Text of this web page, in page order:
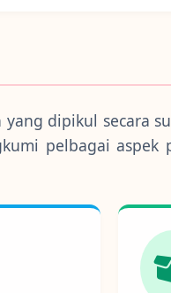
dipikul secara
pelbagai aspek